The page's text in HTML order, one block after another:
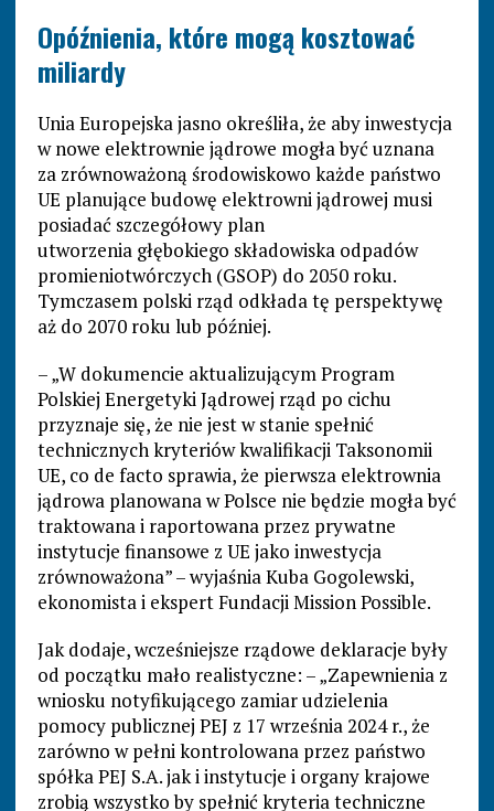
Opóźnienia, które mogą kosztować
miliardy
Unia Europejska jasno określiła, że aby inwestycja
w nowe elektrownie jądrowe mogła być uznana
za zrównoważoną środowiskowo każde państwo
UE planujące budowę elektrowni jądrowej musi
posiadać szczegółowy plan
utworzenia głębokiego składowiska odpadów
promieniotwórczych (GSOP) do 2050 roku.
Tymczasem polski rząd odkłada tę perspektywę
aż do 2070 roku lub później.
– „W dokumencie aktualizującym Program
Polskiej Energetyki Jądrowej rząd po cichu
przyznaje się, że nie jest w stanie spełnić
technicznych kryteriów kwalifikacji Taksonomii
UE, co de facto sprawia, że pierwsza elektrownia
jądrowa planowana w Polsce nie będzie mogła być
traktowana i raportowana przez prywatne
instytucje finansowe z UE jako inwestycja
zrównoważona” – wyjaśnia Kuba Gogolewski,
ekonomista i ekspert Fundacji Mission Possible.
Jak dodaje, wcześniejsze rządowe deklaracje były
od początku mało realistyczne: – „Zapewnienia z
wniosku notyfikującego zamiar udzielenia
pomocy publicznej PEJ z 17 września 2024 r., że
zarówno w pełni kontrolowana przez państwo
spółka PEJ S.A. jak i instytucje i organy krajowe
zrobią wszystko by spełnić kryteria techniczne